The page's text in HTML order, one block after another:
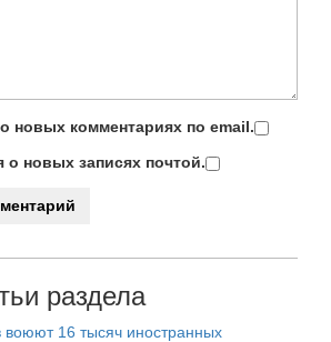
новых комментариях по email.
о новых записях почтой.
раздела
воюют 16 тысяч иностранных